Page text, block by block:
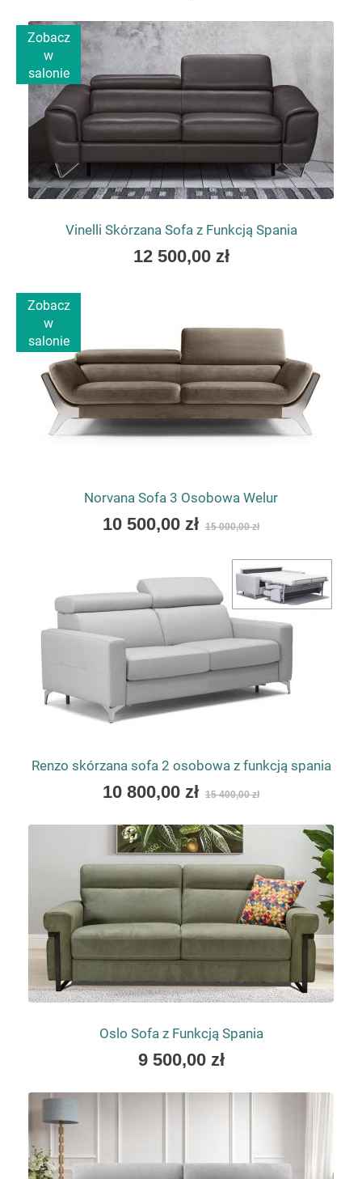
as
Zobacz
w
salonie
Vinelli Skórzana Sofa z Funkcją Spania
As
12 500,00 zł
Zobacz
w
salonie
Norvana Sofa 3 Osobowa Welur
As
10 500,00 zł 15 000,00 zł
Renzo skórzana sofa 2 osobowa z funkcją spania
As
as
10 800,00 zł 15 400,00 zł
Oslo Sofa z Funkcją Spania
As
as
9 500,00 zł